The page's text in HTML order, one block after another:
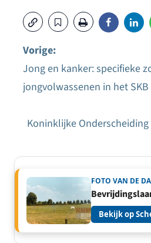
Bericht
Vorige:
Jong en kanker: specifieke
jongvolwassenen in het SKB
Koninklijke
FOTO VAN DE
Bekijk op